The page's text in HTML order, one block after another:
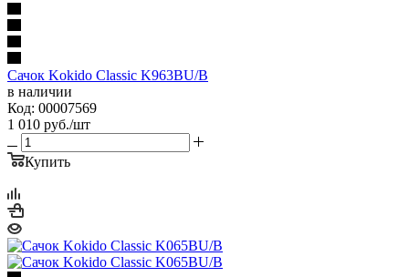
Сачок Kokido Classic K963BU/B
в наличии
Код: 00007569
1 010 руб./шт
Купить